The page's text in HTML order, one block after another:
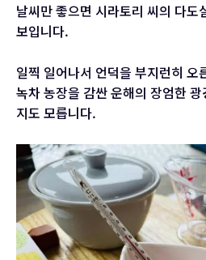
날씨만 좋으면 시라토리 씨의 다도
보입니다.
일찍 일어나서 언덕을 부지런히 오
녹차 농장을 감싼 운해의 장엄한
지도 모릅니다.